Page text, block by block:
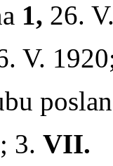
1, 26.
V.
3. VII.